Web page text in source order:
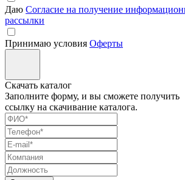
Даю Согласие на получение
рассылки
Принимаю условия Оферты
Скачать каталог
Заполните форму, и вы сможете получить
ссылку на скачивание каталога.